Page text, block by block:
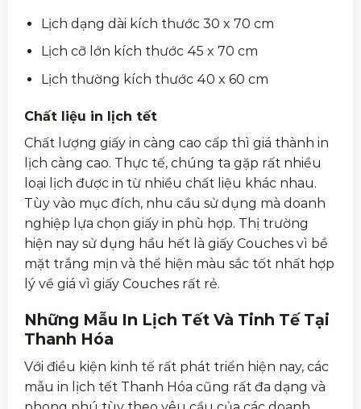
Lịch dạng dài kích thước 30 x 70 cm
Lịch cỡ lớn kích thước 45 x 70 cm
Lịch thường kích thước 40 x 60 cm
Chất liệu in lịch tết
Chất lượng giấy in càng cao cấp thì giá thành in
lịch càng cao. Thực tế, chúng ta gặp rất nhiều
loại lịch được in từ nhiều chất liệu khác nhau.
Tùy vào mục đích, nhu cầu sử dụng mà doanh
nghiệp lựa chọn giấy in phù hợp. Thị trường
hiện nay sử dụng hầu hết là giấy Couches vì bề
mặt trắng mịn và thể hiện màu sắc tốt nhất hợp
lý về giá vì giấy Couches rất rẻ.
Những Mẫu In Lịch Tết Và Tinh Tế Tại
Thanh Hóa
Với điều kiện kinh tế rất phát triển hiện nay, các
mẫu in lịch tết Thanh Hóa cũng rất đa dạng và